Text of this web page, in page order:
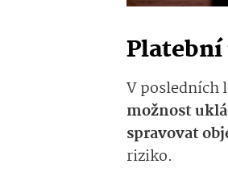
Platební
V posledních
možnost
spravovat
riziko.